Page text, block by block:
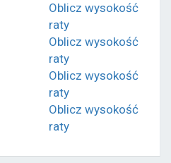
Oblicz wysokość
raty
Oblicz wysokość
raty
Oblicz wysokość
raty
Oblicz wysokość
raty